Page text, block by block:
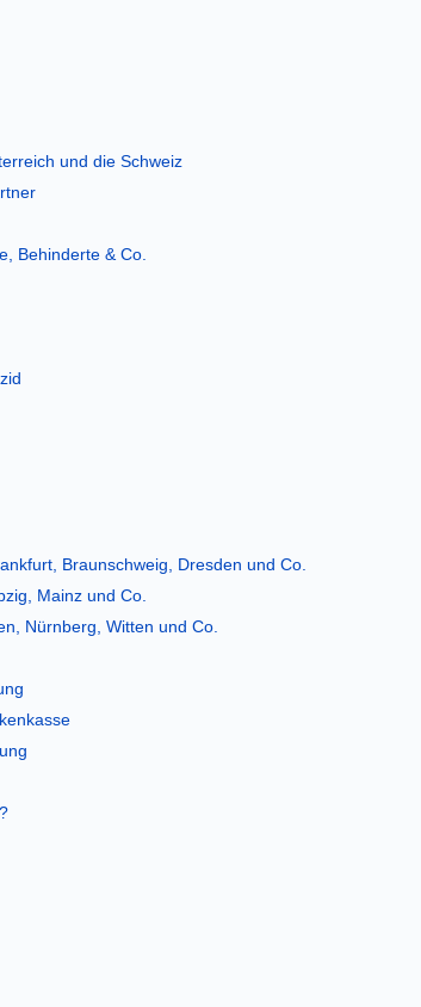
und die Schweiz
Behinderte & Co.
Braunschweig, Dresden und Co.
Mainz und Co.
Nürnberg, Witten und Co.